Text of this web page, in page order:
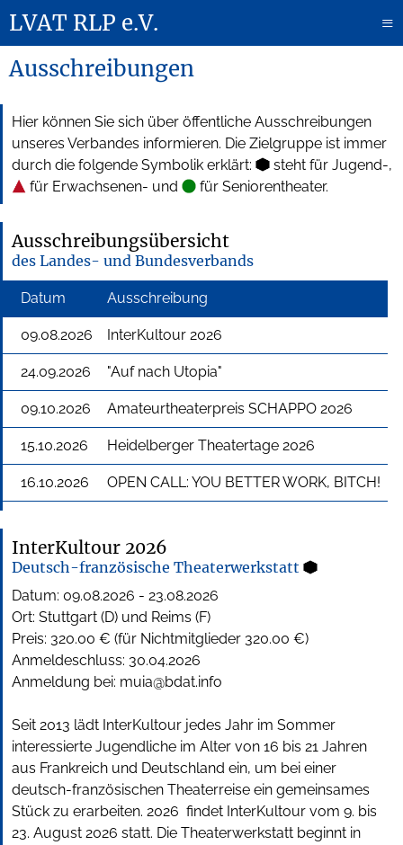
LVAT RLP e.V.
≡
Ausschreibungen
Hier können Sie sich über öffentliche Ausschreibungen
unseres Verbandes informieren. Die Zielgruppe ist immer
durch die folgende Symbolik erklärt:
steht für Jugend-,
für Erwachsenen- und
für Seniorentheater.
Ausschreibungsübersicht
des Landes- und Bundesverbands
Datum Ausschreibung
09.08.2026 InterKultour 2026
24.09.2026 "Auf nach Utopia"
09.10.2026 Amateurtheaterpreis SCHAPPO 2026
15.10.2026 Heidelberger Theatertage 2026
16.10.2026 OPEN CALL: YOU BETTER WORK, BITCH!
InterKultour 2026
Deutsch-französische Theaterwerkstatt
Datum: 09.08.2026 - 23.08.2026
Ort: Stuttgart (D) und Reims (F)
Preis: 320.00 € (für Nichtmitglieder 320.00 €)
Anmeldeschluss: 30.04.2026
Anmeldung bei: muia@bdat.info
Seit 2013 lädt InterKultour jedes Jahr im Sommer
interessierte Jugendliche im Alter von 16 bis 21 Jahren
aus Frankreich und Deutschland ein, um bei einer
deutsch-französischen Theaterreise ein gemeinsames
Stück zu erarbeiten. 2026 findet InterKultour vom 9. bis
23. August 2026 statt. Die Theaterwerkstatt beginnt in